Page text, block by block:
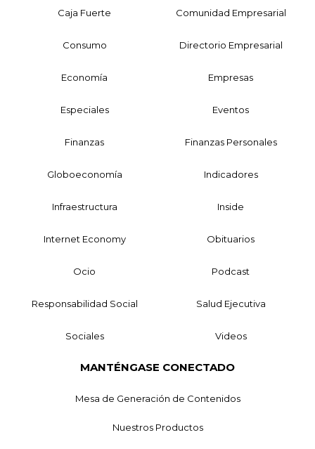
Caja Fuerte Comunidad Empresarial
Consumo Directorio Empresarial
Economía Empresas
Especiales Eventos
Finanzas Finanzas Personales
Globoeconomía Indicadores
Infraestructura Inside
Internet Economy Obituarios
Ocio Podcast
Responsabilidad Social Salud Ejecutiva
Sociales Videos
MANTÉNGASE CONECTADO
Mesa de Generación de Contenidos
Nuestros Productos